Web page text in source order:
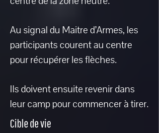
Au signal du Maitre d’Armes, les
participants courent au centre
pour récupérer les flèches.
Ils doivent ensuite revenir dans
leur camp pour commencer à tirer.
Cible de vie